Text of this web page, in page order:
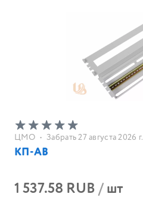
ЦМО • Забрать 27 августа 2026 г.
КП-АВ
1 537.58 RUB/шт